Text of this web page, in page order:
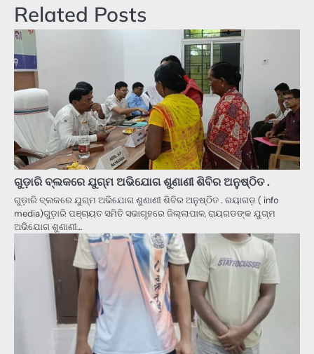
Related Posts
ଗୁଡ଼ାରି ବ୍ଲକରେ ଯୁଗ୍ମ ଅଭିଯୋଗ ଶୁଣାଣୀ ଶିବିର ଅନୁଷ୍ଠିତ .
ଗୁଡ଼ାରି ବ୍ଲକରେ ଯୁଗ୍ମ ଅଭିଯୋଗ ଶୁଣାଣୀ ଶିବିର ଅନୁଷ୍ଠିତ . ରୟାଗଡ଼ ( info
media)ଗୁଡ଼ାରି ପଞ୍ଚାୟତ ସମିତି ସଭାଗୃହରେ ଜିଲ୍ଲାପାଳ, ରାୟଗଡଙ୍କ ଯୁଗ୍ମ
ଅଭିଯୋଗ ଶୁଣାଣୀ…